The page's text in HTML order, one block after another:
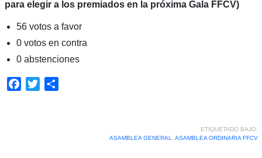
para elegir a los premiados en la próxima Gala FFCV)
56 votos a favor
0 votos en contra
0 abstenciones
Facebook
Twitter
ETIQUETADO BAJO:
ASAMBLEA GENERAL
ASAMBLEA ORDINARIA FFCV